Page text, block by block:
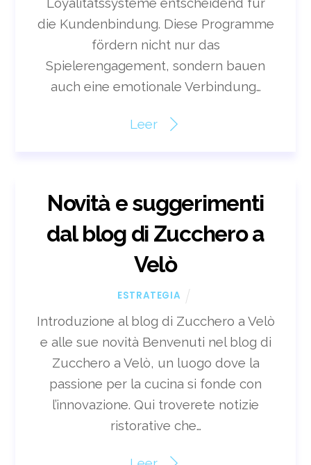
die Kundenbindung. Diese Programme
fördern nicht nur das
Spielerengagement, sondern bauen
auch eine emotionale Verbindung…
Leer
Novità e suggerimenti
dal blog di Zucchero a
Velò
ESTRATEGIA
Introduzione al blog di Zucchero a Velò
e alle sue novità Benvenuti nel blog di
Zucchero a Velò, un luogo dove la
passione per la cucina si fonde con
l’innovazione. Qui troverete notizie
ristorative che…